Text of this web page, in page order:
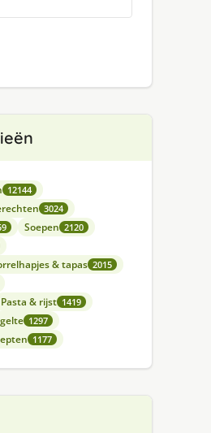
12144
3024
Soepen 2120
& tapas 2015
Pasta & rijst 1419
1297
1177